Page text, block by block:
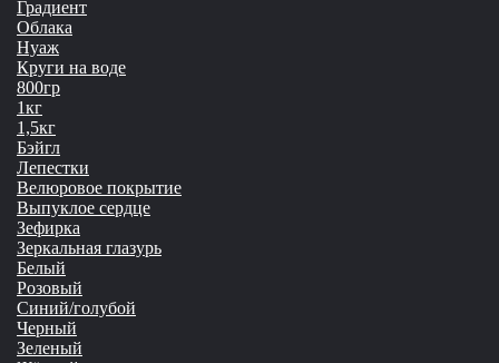
Градиент
Облака
Нуаж
Круги на воде
800гр
1кг
1,5кг
Бэйгл
Лепестки
Велюровое покрытие
Выпуклое сердце
Зефирка
Зеркальная глазурь
Белый
Розовый
Синий/голубой
Черный
Зеленый